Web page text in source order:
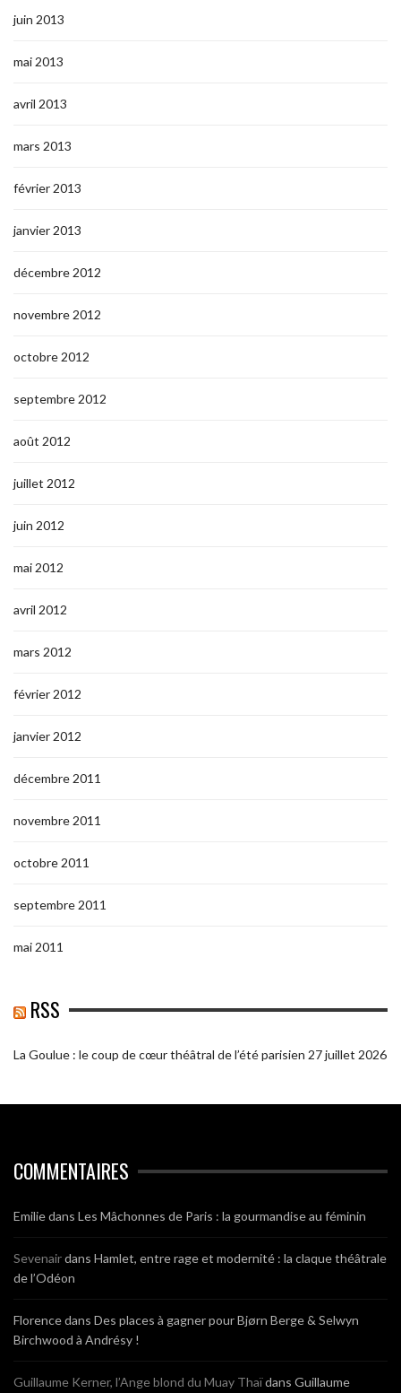
juin 2013
mai 2013
avril 2013
mars 2013
février 2013
janvier 2013
décembre 2012
novembre 2012
octobre 2012
septembre 2012
août 2012
juillet 2012
juin 2012
mai 2012
avril 2012
mars 2012
février 2012
janvier 2012
décembre 2011
novembre 2011
octobre 2011
septembre 2011
mai 2011
RSS
La Goulue : le coup de cœur théâtral de l’été parisien 27 juillet 2026
COMMENTAIRES
Emiliedans Les Mâchonnes de Paris : la gourmandise au féminin
Sevenairdans Hamlet, entre rage et modernité : la claque théâtrale
de l’Odéon
Florencedans Des places à gagner pour Bjørn Berge & Selwyn
Birchwood à Andrésy !
Guillaume Kerner, l’Ange blond du Muay Thaïdans Guillaume